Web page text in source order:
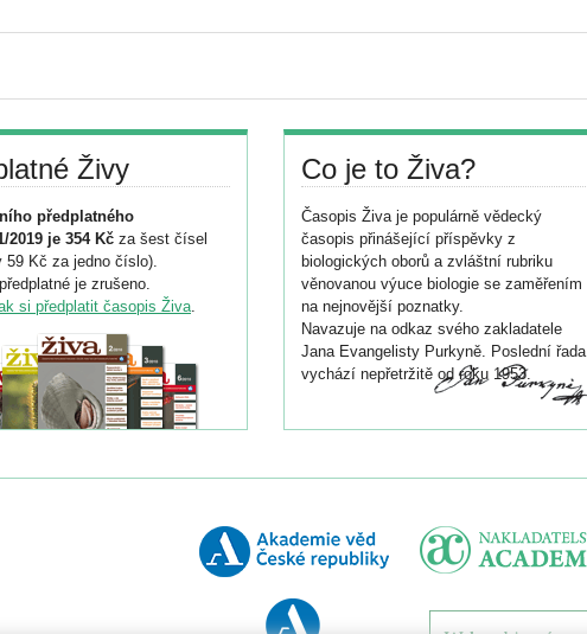
Živy
předplatného
2019 je 354 Kč za šest čísel
59 Kč za jedno číslo).
je zrušeno.
si předplatit časopis Živa.
Co je to Živa?
Časopis Živa je populárně vědecký
časopis přinášející příspěvky z
biologických oborů a zvláštní rubriku
věnovanou výuce biologie se zaměřením
na nejnovější poznatky.
Navazuje na odkaz svého zakladatele
Jana Evangelisty Purkyně. Poslední řada
vychází nepřetržitě od roku 1953.